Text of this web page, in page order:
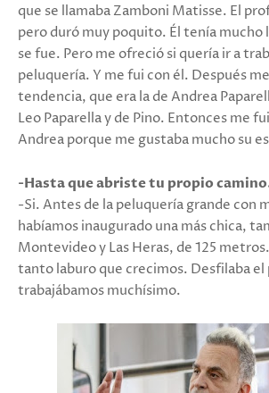
que se llamaba Zamboni Matisse. El
pero duró muy poquito. Él tenía mucho
se fue. Pero me ofreció si quería ir a
peluquería. Y me fui con él. Después
tendencia, que era la de Andrea
Leo Paparella y de Pino. Entonces me
Andrea porque me gustaba mucho su
-Hasta que abriste tu propio
-Si. Antes de la peluquería grande con
habíamos inaugurado una más chica,
Montevideo y Las Heras, de 125
tanto laburo que crecimos. Desfilaba el
trabajábamos muchísimo.